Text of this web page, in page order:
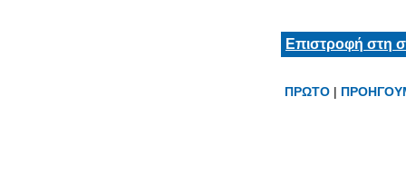
Επιστροφή στη
ΠΡΩΤΟ |